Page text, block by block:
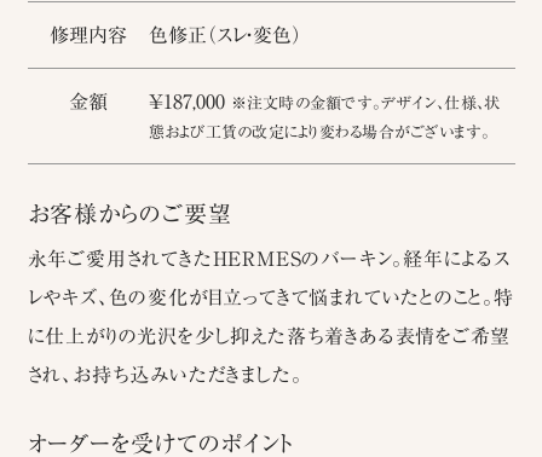
修理内容 色修正（スレ・変色）
金額 ￥187,000 ※注文時の金額です。デザイン、仕様、状
態および工賃の改定により変わる場合がございます。
お客様からのご要望
永年ご愛用されてきたHERMESのバーキン。経年によるス
レやキズ、色の変化が目立ってきて悩まれていたとのこと。特
に仕上がりの光沢を少し抑えた落ち着きある表情をご希望
され、お持ち込みいただきました。
オーダーを受けてのポイント